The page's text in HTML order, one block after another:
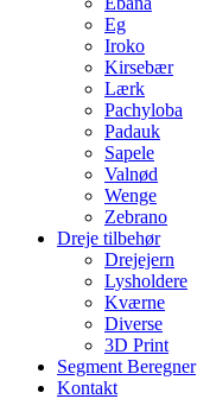
Eg
Iroko
Kirsebær
Lærk
Pachyloba
Padauk
Sapele
Valnød
Wenge
Zebrano
Dreje tilbehør
Drejejern
Lysholdere
Kværne
Diverse
3D Print
Segment Beregner
Kontakt